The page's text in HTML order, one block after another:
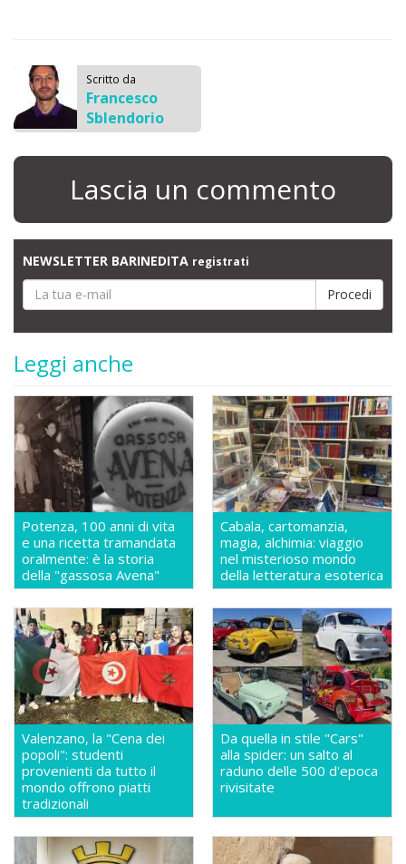
Scritto da
Francesco
Sblendorio
Lascia un commento
NEWSLETTER BARINEDITA registrati
Leggi anche
Potenza, 100 anni di vita
e una ricetta tramandata
oralmente: è la storia
della "gassosa Avena"
Cabala, cartomanzia,
magia, alchimia: viaggio
nel misterioso mondo
della letteratura esoterica
Valenzano, la "Cena dei
popoli": studenti
provenienti da tutto il
mondo offrono piatti
tradizionali
Da quella in stile "Cars"
alla spider: un salto al
raduno delle 500 d'epoca
rivisitate